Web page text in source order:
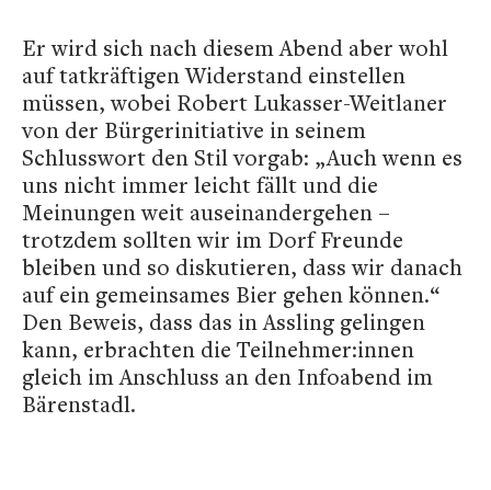
Er wird sich nach diesem Abend aber wohl
auf tatkräftigen Widerstand einstellen
müssen, wobei Robert Lukasser-Weitlaner
von der Bürgerinitiative in seinem
Schlusswort den Stil vorgab: „Auch wenn es
uns nicht immer leicht fällt und die
Meinungen weit auseinandergehen –
trotzdem sollten wir im Dorf Freunde
bleiben und so diskutieren, dass wir danach
auf ein gemeinsames Bier gehen können.“
Den Beweis, dass das in Assling gelingen
kann, erbrachten die Teilnehmer:innen
gleich im Anschluss an den Infoabend im
Bärenstadl.